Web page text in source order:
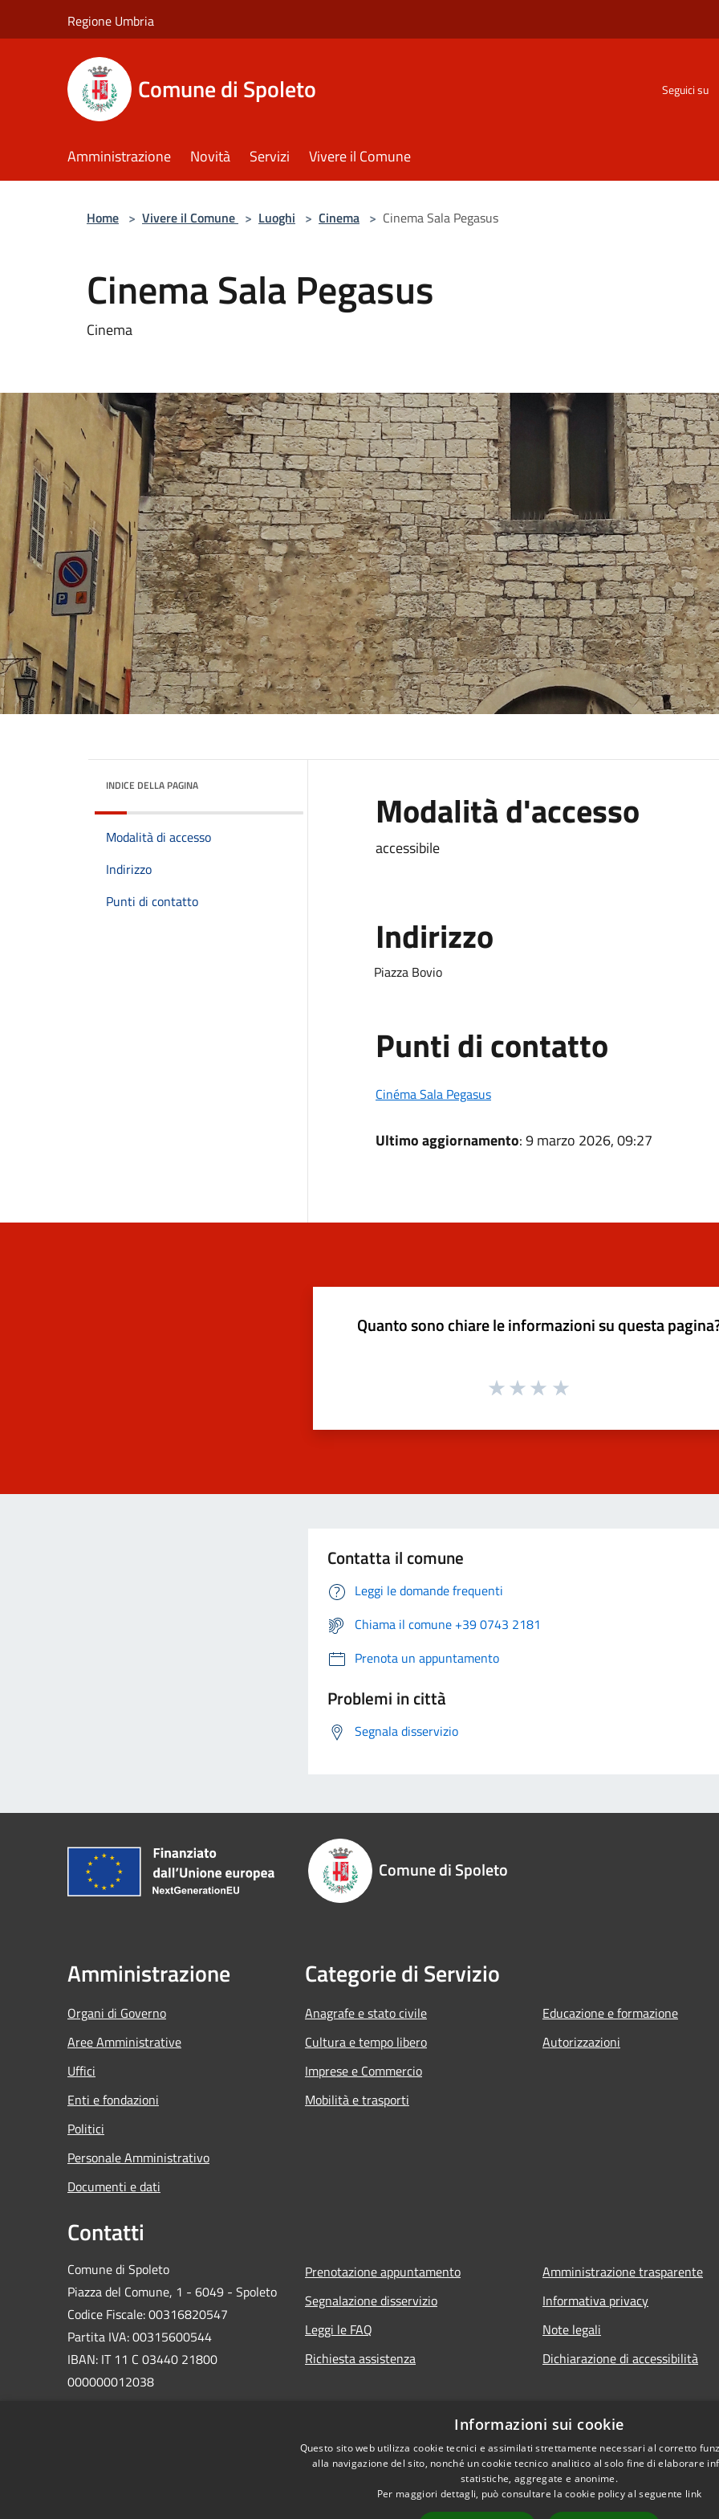
Regione Umbria
Comune di Spoleto Seguici su
Amministrazione Novità Servizi Vivere il Comune
Home > Vivere il Comune > Luoghi > Cinema > Cinema Sala Pegasus
Cinema Sala Pegasus
Cinema
INDICE DELLA PAGINA
Modalità di accesso
Indirizzo
Punti di contatto
Modalità d'accesso
accessibile
Indirizzo
Piazza Bovio
Punti di contatto
Cinéma Sala Pegasus
Ultimo aggiornamento: 9 marzo 2026, 09:27
Quanto sono chiare le informazioni su questa
Contatta il comune
Leggi le domande frequenti
Chiama il comune +39 0743 2181
Prenota un appuntamento
Problemi in città
Segnala disservizio
Comune di Spoleto
Amministrazione
Organi di Governo
Aree Amministrative
Uffici
Enti e fondazioni
Politici
Personale Amministrativo
Documenti e dati
Categorie di Servizio
Anagrafe e stato civile
Cultura e tempo libero
Imprese e Commercio
Mobilità e trasporti
Educazione e formazione
Autorizzazioni
Contatti
Comune di Spoleto
Piazza del Comune, 1 - 6049 - Spoleto
Codice Fiscale: 00316820547
Partita IVA: 00315600544
IBAN: IT 11 C 03440 21800
000000012038
Prenotazione appuntamento
Segnalazione disservizio
Leggi le FAQ
Richiesta assistenza
Amministrazione trasparente
Informativa privacy
Note legali
Dichiarazione di accessibilità
Informazioni sui cookie
Questo sito web utilizza cookie tecnici e assimilati strettamente necessari al corretto
alla navigazione del sito, nonché un cookie tecnico analitico al solo fine di elaborare
statistiche, aggregate e anonime.
Per maggiori dettagli, può consultare la cookie policy al seguente link